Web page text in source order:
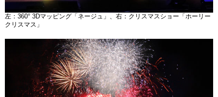
左：360° 3Dマッピング「ネージュ」、右：クリスマスショー「ホーリー
クリスマス」